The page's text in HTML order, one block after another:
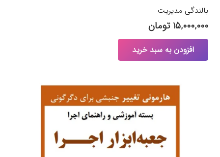
بالندگی مدیریت
۱۵,۰۰۰,۰۰۰ تومان
افزودن به سبد خرید